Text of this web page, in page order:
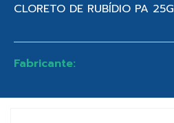
CLORETO DE RUBÍDIO PA 25G
Fabricante: